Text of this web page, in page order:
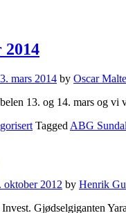
2014
mars 2014 by Oscar
13. og 14. mars og
Tagged ABG
oktober 2012 by Henrik
Gjødselgiganten